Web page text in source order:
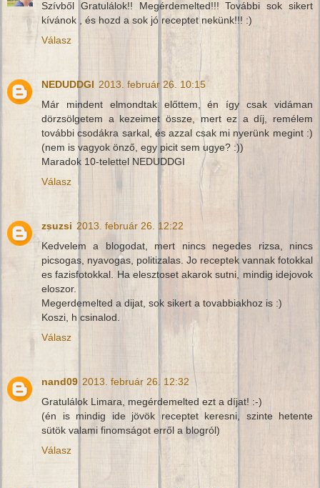
Szívből Gratulálok!! Megérdemelted!!! További sok sikert
kívánok , és hozd a sok jó receptet nekünk!!! :)
Válasz
NEDUDDGI 2013. február 26. 10:15
Már mindent elmondtak előttem, én így csak vidáman
dörzsölgetem a kezeimet össze, mert ez a díj, remélem
további csodákra sarkal, és azzal csak mi nyerünk megint :)
(nem is vagyok önző, egy picit sem ugye? :))
Maradok 10-telettel NEDUDDGI
Válasz
zsuzsi 2013. február 26. 12:22
Kedvelem a blogodat, mert nincs negedes rizsa, nincs
picsogas, nyavogas, politizalas. Jo receptek vannak fotokkal
es fazisfotokkal. Ha elesztoset akarok sutni, mindig idejovok
eloszor.
Megerdemelted a dijat, sok sikert a tovabbiakhoz is :)
Koszi, h csinalod.
Válasz
nand09 2013. február 26. 12:32
Gratulálok Limara, megérdemelted ezt a díjat! :-)
(én is mindig ide jövök receptet keresni, szinte hetente
sütök valami finomságot erről a blogról)
Válasz